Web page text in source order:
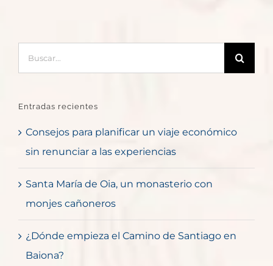
Entradas recientes
Consejos para planificar un viaje económico
sin renunciar a las experiencias
Santa María de Oia, un monasterio con
monjes cañoneros
¿Dónde empieza el Camino de Santiago en
Baiona?